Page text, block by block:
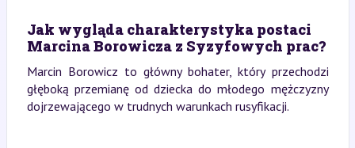
Jak wygląda charakterystyka postaci
Marcina Borowicza z Syzyfowych prac?
Marcin Borowicz to główny bohater, który przechodzi
głęboką przemianę od dziecka do młodego mężczyzny
dojrzewającego w trudnych warunkach rusyfikacji.